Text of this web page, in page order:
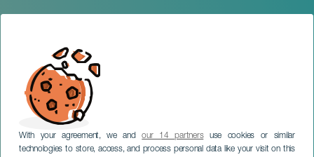
With your agreement, we andour 14 partnersuse cookies or similar
technologies to store, access, and process personal data like your visit on this